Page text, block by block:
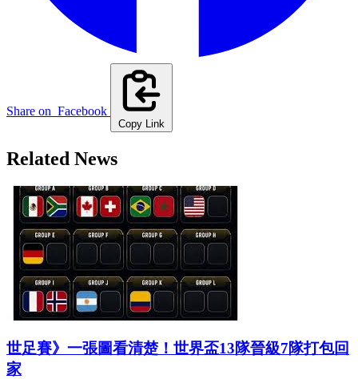
Share on Facebook
Copy Link
Related News
世足賽》一張圖看清楚！世界盃13隊晉級7隊打包回
家